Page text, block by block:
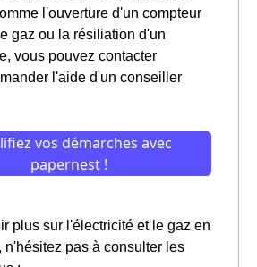
l'ouverture d'un compteur
gaz ou la résiliation d'un
vous pouvez contacter
l'aide d'un conseiller
plus sur l'électricité et le gaz en
n'hésitez pas à consulter les